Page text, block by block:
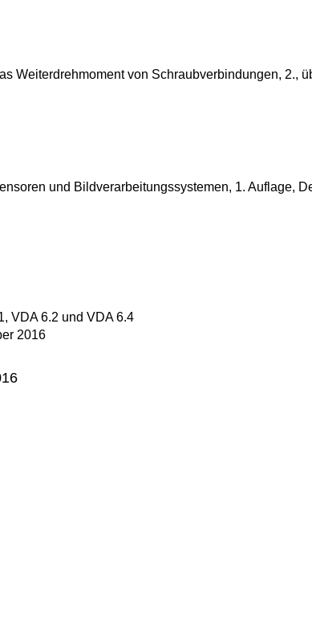
Weiterdrehmoment von Schraubverbindungen, 2.,
und Bildverarbeitungssystemen, 1. Auflage,
VDA 6.2 und VDA 6.4
2016